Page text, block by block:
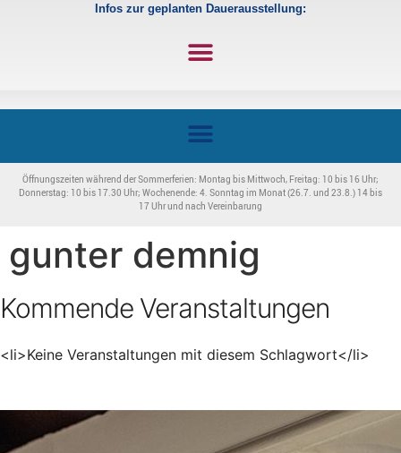
Infos zur geplanten Dauerausstellung:
Öffnungszeiten während der Sommerferien: Montag bis Mittwoch, Freitag: 10 bis 16 Uhr;
Donnerstag: 10 bis 17.30 Uhr; Wochenende: 4. Sonntag im Monat (26.7. und 23.8.) 14 bis
17 Uhr und nach Vereinbarung
gunter demnig
Kommende Veranstaltungen
<li>Keine Veranstaltungen mit diesem Schlagwort</li>